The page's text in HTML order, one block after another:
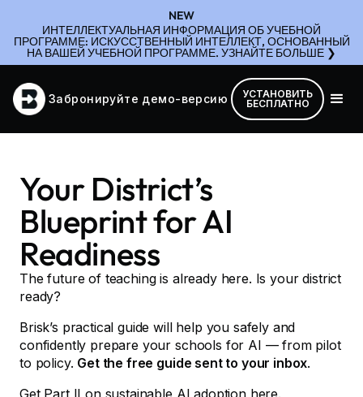
NEW
ИНТЕЛЛЕКТУАЛЬНАЯ ИНФОРМАЦИЯ ОБ УЧЕБНОЙ
ПРОГРАММЕ: ИСКУССТВЕННЫЙ ИНТЕЛЛЕКТ, ОСНОВАННЫЙ
НА ВАШЕЙ УЧЕБНОЙ ПРОГРАММЕ. УЗНАЙТЕ БОЛЬШЕ ❯
Забронируйте демо-версию
УСТАНОВИТЬ
БЕСПЛАТНО
Your District’s
Blueprint for AI
Readiness
The future of teaching is already here. Is your district
ready?
Brisk’s practical guide will help you safely and
confidently prepare your schools for AI — from pilot
to policy. Get the free guide sent to your inbox.
Get Part II on sustainable AI adoption here.